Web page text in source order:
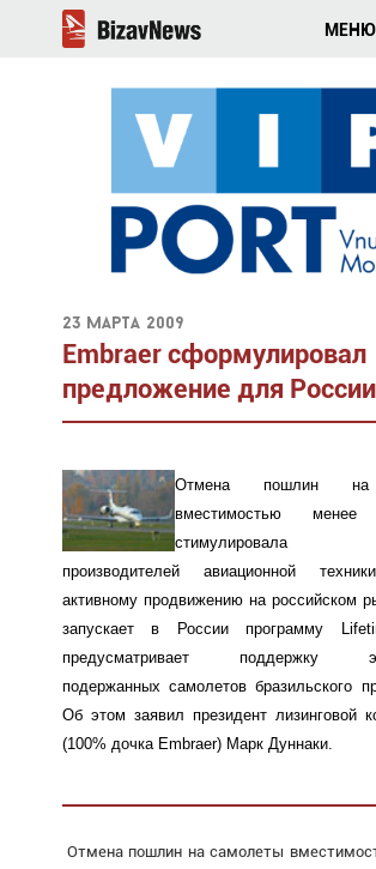
МЕНЮ
23 марта 2009
Embraer сформулировал
предложение для России
Отмена пошлин на
вместимостью
стимулировала
производителей авиационной
активному продвижению на российском
запускает в России программу
предусматривает поддержку
подержанных самолетов бразильского
Об этом заявил президент лизинговой
(100% дочка Embraer) Марк Дуннаки.
Отмена пошлин на самолеты